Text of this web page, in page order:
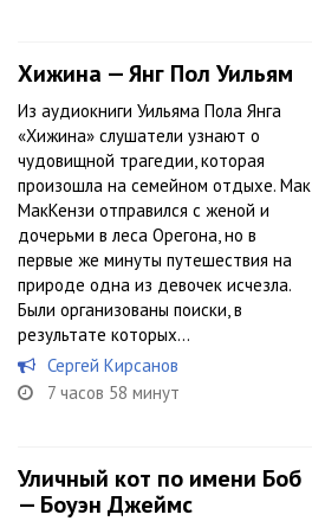
Хижина — Янг Пол Уильям
Из аудиокниги Уильяма Пола Янга
«Хижина» слушатели узнают о
чудовищной трагедии, которая
произошла на семейном отдыхе. Мак
МакКензи отправился с женой и
дочерьми в леса Орегона, но в
первые же минуты путешествия на
природе одна из девочек исчезла.
Были организованы поиски, в
результате которых...
Сергей Кирсанов
7 часов 58 минут
Уличный кот по имени Боб
— Боуэн Джеймс